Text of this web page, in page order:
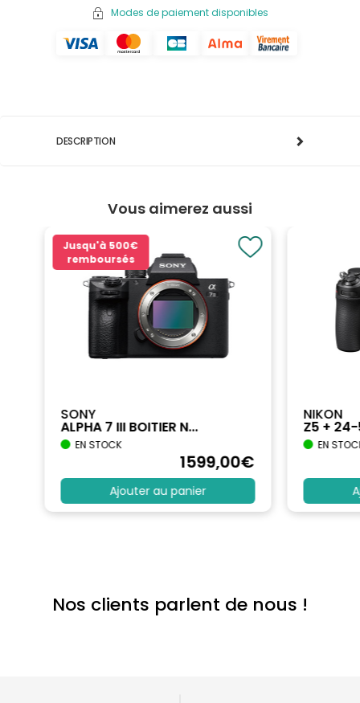
Modes de paiement disponibles
DESCRIPTION
Vous aimerez aussi
Jusqu'à 500€
remboursés
SONY
ALPHA 7 III BOITIER N...
EN STOCK
1599,00€
Ajouter au panier
NIKON
Z5 +
EN
Nos clients parlent de nous !